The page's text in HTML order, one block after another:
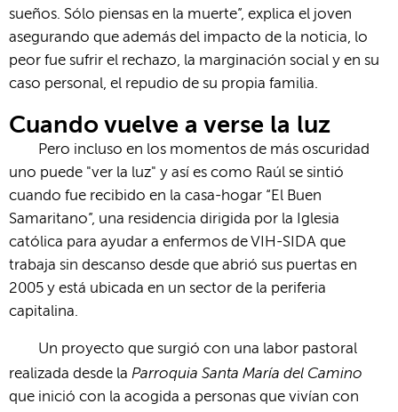
sueños. Sólo piensas en la muerte”, explica el joven
asegurando que además del impacto de la noticia, lo
peor fue sufrir el rechazo, la marginación social y en su
caso personal, el repudio de su propia familia.
Cuando vuelve a verse la luz
Pero incluso en los momentos de más oscuridad
uno puede "ver la luz" y así es como Raúl se sintió
cuando fue recibido en la casa-hogar “El Buen
Samaritano”, una residencia dirigida por la Iglesia
católica para ayudar a enfermos de VIH-SIDA que
trabaja sin descanso desde que abrió sus puertas en
2005 y está ubicada en un sector de la periferia
capitalina.
Un proyecto que surgió con una labor pastoral
realizada desde la Parroquia Santa María del Camino
que inició con la acogida a personas que vivían con